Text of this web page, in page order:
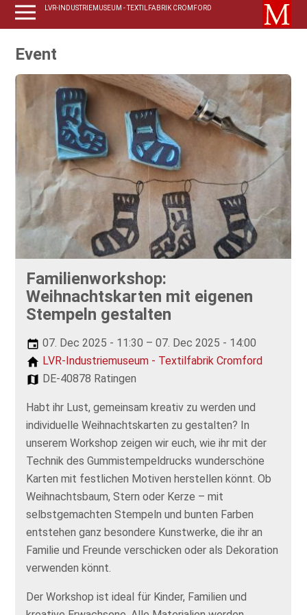
LVR-INDUSTRIEMUSEUM - TEXTILFABRIK CROMFORD
Event
Familienworkshop:
Weihnachtskarten mit eigenen
Stempeln gestalten
07. Dec 2025 - 11:30 – 07. Dec 2025 - 14:00
LVR-Industriemuseum - Textilfabrik Cromford
DE-40878 Ratingen
Habt ihr Lust, gemeinsam kreativ zu werden und
individuelle Weihnachtskarten zu gestalten? In
unserem Workshop zeigen wir euch, wie ihr mit der
Technik des Gummistempeldrucks wunderschöne
Karten mit festlichen Motiven herstellen könnt. Ob
Weihnachtsbaum, Stern oder Kerze – mit
selbstgemachten Stempeln und bunten Farben
entstehen ganz besondere Kunstwerke, die ihr an
Familie und Freunde verschicken oder als Dekoration
verwenden könnt.
Der Workshop ist ideal für Kinder, Familien und